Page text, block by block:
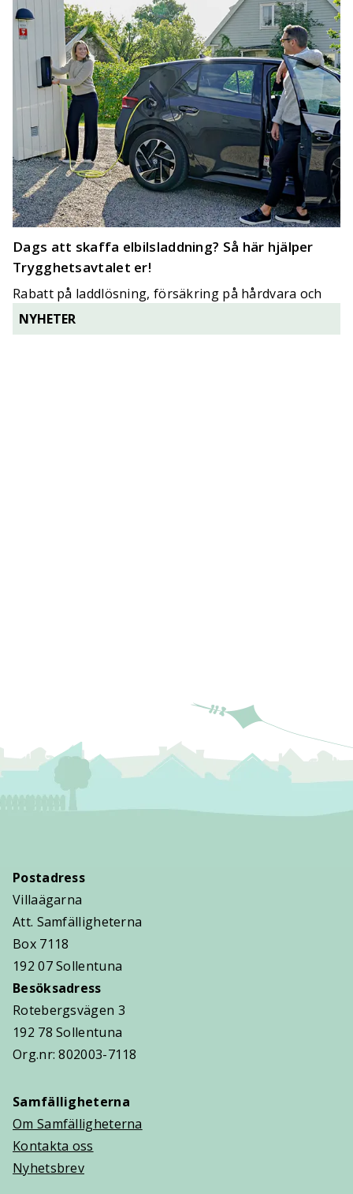
NYHETER
Dags att skaffa elbilsladdning? Så här hjälper
Trygghetsavtalet er!
Rabatt på laddlösning, försäkring på hårdvara och
möjlighet till banklån är några exempel.
Postadress
Villaägarna
Att. Samfälligheterna
Box 7118
192 07 Sollentuna
Besöksadress
Rotebergsvägen 3
192 78 Sollentuna
Org.nr: 802003-7118
Samfälligheterna
Om Samfälligheterna
Kontakta oss
Nyhetsbrev